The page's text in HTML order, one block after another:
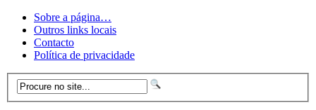
Sobre a página…
Outros links locais
Contacto
Política de privacidade